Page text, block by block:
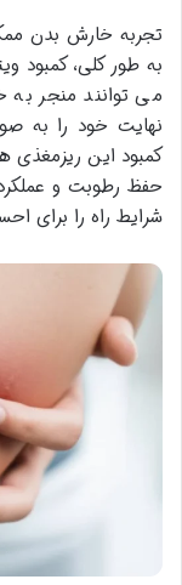
تجربه خارش بدن
می توانند منجر
نهایت خود را به
کمبود این
حفظ رطوبت و
شرایط راه را برای